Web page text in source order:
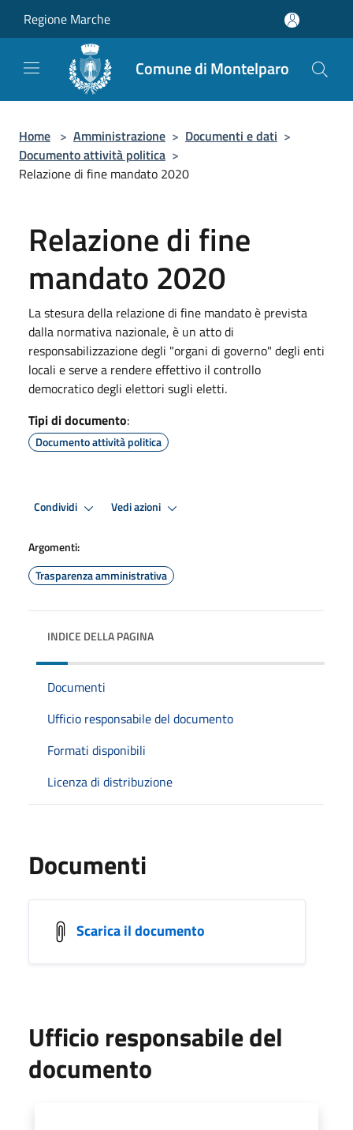
Regione Marche
Comune di Montelparo
Home > Amministrazione > Documenti e dati >
Documento attività politica >
Relazione di fine mandato 2020
Relazione di fine
mandato 2020
La stesura della relazione di fine mandato è prevista
dalla normativa nazionale, è un atto di
responsabilizzazione degli "organi di governo" degli enti
locali e serve a rendere effettivo il controllo
democratico degli elettori sugli eletti.
Tipi di documento:
Documento attività politica
Condividi Vedi azioni
Argomenti:
Trasparenza amministrativa
INDICE DELLA PAGINA
Documenti
Ufficio responsabile del documento
Formati disponibili
Licenza di distribuzione
Documenti
Scarica il documento
Ufficio responsabile del
documento